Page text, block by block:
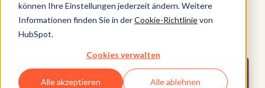
können Ihre Einstellungen jederzeit ändern. Weitere
Informationen finden Sie in derCookie-Richtlinievon
HubSpot.
Cookies verwalten
Alle akzeptieren Alle ablehnen